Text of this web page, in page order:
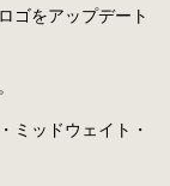
ゴをアップデート
ミッドウェイト・